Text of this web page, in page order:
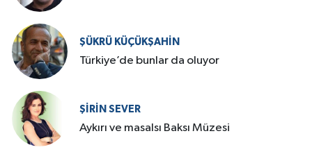
ŞÜKRÜ KÜÇÜKŞAHIN
Türkiye’de bunlar da oluyor
ŞIRIN SEVER
Aykırı ve masalsı Baksı Müzesi